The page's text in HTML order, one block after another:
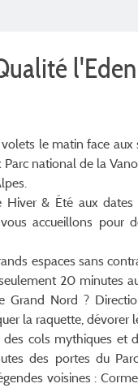
le matin face
national de la
Hiver & Été aux
accueillons
espaces sans
20 minutes
Grand Nord ?
la raquette, dévorer
des cols mythiques et
des portes du
voisines :